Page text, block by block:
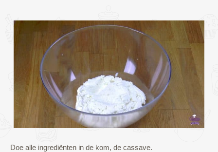
Doe alle ingrediënten in de kom, de cassave.